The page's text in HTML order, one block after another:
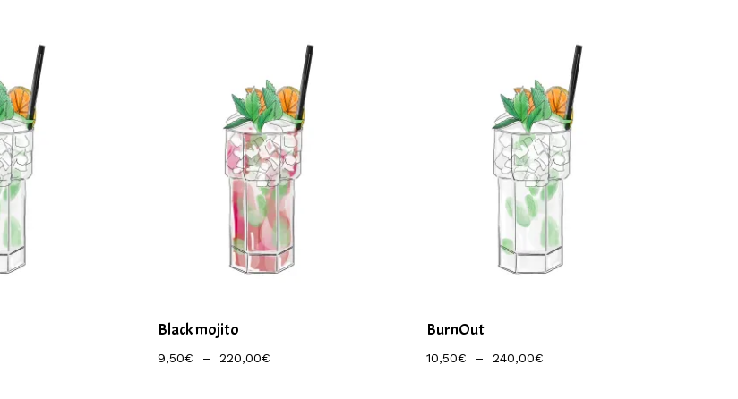
Black mojito
9,50€ – 220,00€Plage
BurnOut
10,50€ – 240,00€Plage